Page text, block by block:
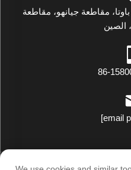
باوتا، مقاطعة جيانهو، مقاطعة
الصين
(جيانغسو) كو., لت. جميع الحقوق